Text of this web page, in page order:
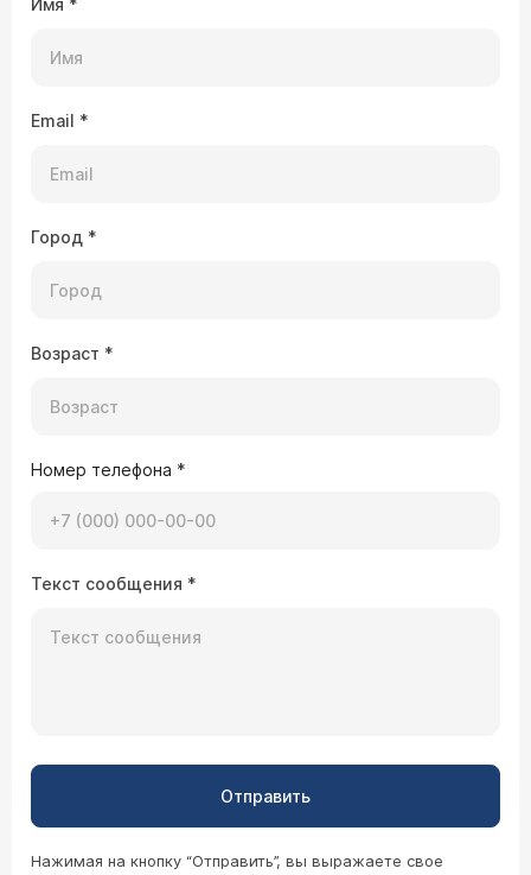
Имя *
Email *
Город *
Возраст *
Номер телефона *
Текст сообщения *
Отправить
Нажимая на кнопку “Отправить”, вы выражаете свое